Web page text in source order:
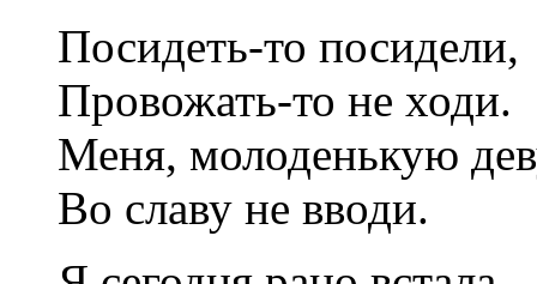
Посидеть-то посидели,
Провожать-то не ходи.
Меня, молоденькую
Во славу не вводи.